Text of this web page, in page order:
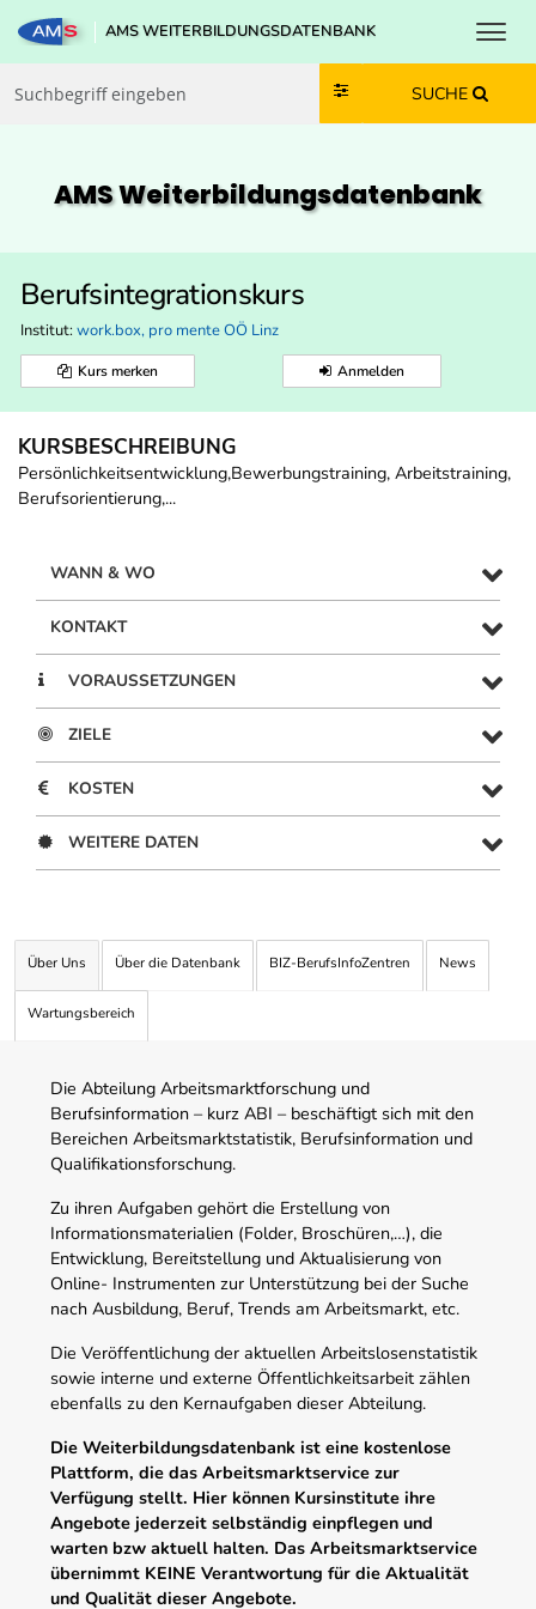
Zum Inhalt springen
Zum Navmenü springen
Zur Suche springen
Zur Footer springen
AMS WEITERBILDUNGSDATENBANK
SUCHE
AMS Weiterbildungs­datenbank
Berufsintegrationskurs
Institut: work.box, pro mente OÖ Linz
Kurs merken Anmelden
KURSBESCHREIBUNG
Persönlichkeitsentwicklung,Bewerbungstraining, Arbeitstraining,
Berufsorientierung,...
WANN & WO
KONTAKT
VORAUSSETZUNGEN
ZIELE
KOSTEN
WEITERE DATEN
Über Uns Über die Datenbank BIZ-BerufsInfoZentren News
Wartungsbereich
Die Abteilung Arbeitsmarktforschung und
Berufsinformation – kurz ABI – beschäftigt sich mit den
Bereichen Arbeitsmarktstatistik, Berufsinformation und
Qualifikationsforschung.
Zu ihren Aufgaben gehört die Erstellung von
Informationsmaterialien (Folder, Broschüren,…), die
Entwicklung, Bereitstellung und Aktualisierung von
Online- Instrumenten zur Unterstützung bei der Suche
nach Ausbildung, Beruf, Trends am Arbeitsmarkt, etc.
Die Veröffentlichung der aktuellen Arbeitslosenstatistik
sowie interne und externe Öffentlichkeitsarbeit zählen
ebenfalls zu den Kernaufgaben dieser Abteilung.
Die Weiterbildungsdatenbank ist eine kostenlose
Plattform, die das Arbeitsmarktservice zur
Verfügung stellt. Hier können Kursinstitute ihre
Angebote jederzeit selbständig einpflegen und
warten bzw aktuell halten. Das Arbeitsmarktservice
übernimmt KEINE Verantwortung für die Aktualität
und Qualität dieser Angebote.